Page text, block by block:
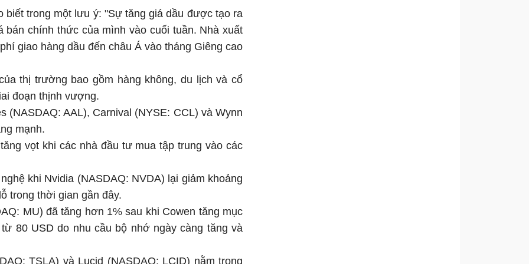
biết trong một lưu ý: "Sự tăng giá dầu được tạo ra
bán chính thức của mình vào cuối tuần. Nhà xuất
giao hàng dầu đến châu Á vào tháng Giêng cao
thị trường bao gồm hàng không, du lịch và cổ
đoạn thịnh vượng.
(NASDAQ: AAL), Carnival (NYSE: CCL) và Wynn
mạnh.
vọt khi các nhà đầu tư mua tập trung vào các
khi Nvidia (NASDAQ: NVDA) lại giảm khoảng
trong thời gian gần đây.
MU) đã tăng hơn 1% sau khi Cowen tăng mục
80 USD do nhu cầu bộ nhớ ngày càng tăng và
TSLA) và Lucid (NASDAQ: LCID) nằm trong